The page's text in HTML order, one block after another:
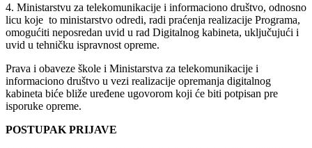
4. Ministarstvu za telekomunikacije i informaciono društvo, odnosno
licu koje to ministarstvo odredi, radi praćenja realizacije Programa,
omogućiti neposredan uvid u rad Digitalnog kabineta, uključujući i
uvid u tehničku ispravnost opreme.
Prava i obaveze škole i Ministarstva za telekomunikacije i
informaciono društvo u vezi realizacije opremanja digitalnog
kabineta biće bliže uređene ugovorom koji će biti potpisan pre
isporuke opreme.
POSTUPAK PRIJAVE